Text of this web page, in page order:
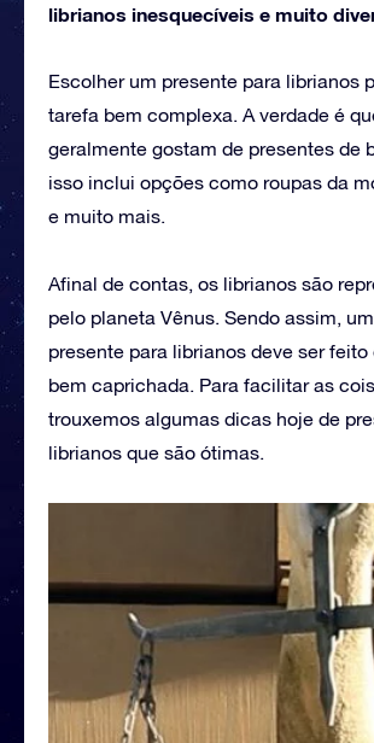
librianos inesquecíveis e muito
Escolher um presente para librianos
tarefa bem complexa. A verdade é
geralmente gostam de presentes de
isso inclui opções como roupas da
e muito mais.
Afinal de contas, os librianos são
pelo planeta Vênus. Sendo assim,
presente para librianos deve ser feito
bem caprichada. Para facilitar as
trouxemos algumas dicas hoje de
librianos que são ótimas.